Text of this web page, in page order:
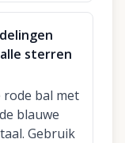
sterren
rode bal met
blauwe
Gebruik